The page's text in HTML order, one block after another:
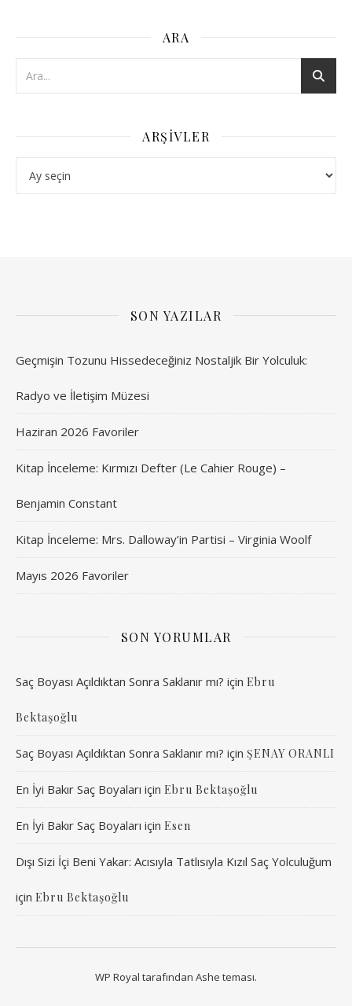
ARA
ARŞIVLER
SON YAZILAR
Geçmişin Tozunu Hissedeceğiniz Nostaljik Bir Yolculuk:
Radyo ve İletişim Müzesi
Haziran 2026 Favoriler
Kitap İnceleme: Kırmızı Defter (Le Cahier Rouge) –
Benjamin Constant
Kitap İnceleme: Mrs. Dalloway’in Partisi – Virginia Woolf
Mayıs 2026 Favoriler
SON YORUMLAR
Saç Boyası Açıldıktan Sonra Saklanır mı? için Ebru
Bektaşoğlu
Saç Boyası Açıldıktan Sonra Saklanır mı? için ŞENAY ORANLI
En İyi Bakır Saç Boyaları için Ebru Bektaşoğlu
En İyi Bakır Saç Boyaları için Esen
Dışı Sizi İçi Beni Yakar: Acısıyla Tatlısıyla Kızıl Saç Yolculuğum
için Ebru Bektaşoğlu
WP Royal tarafından Ashe teması.